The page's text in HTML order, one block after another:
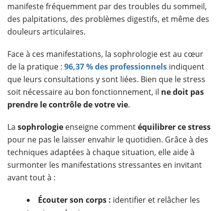
manifeste fréquemment par des troubles du sommeil,
des palpitations, des problèmes digestifs, et même des
douleurs articulaires.
Face à ces manifestations, la sophrologie est au cœur
de la pratique : 96,37 % des professionnels indiquent
que leurs consultations y sont liées. Bien que le stress
soit nécessaire au bon fonctionnement, il ne doit pas
prendre le contrôle de votre vie.
La sophrologie enseigne commentéquilibrer ce stress
pour ne pas le laisser envahir le quotidien. Grâce à des
techniques adaptées à chaque situation, elle aide à
surmonter les manifestations stressantes en invitant
avant tout à :
Écouter son corps : identifier et relâcher les